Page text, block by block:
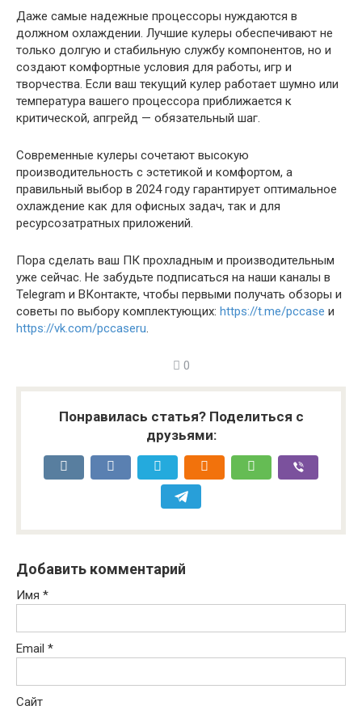
Даже самые надежные процессоры нуждаются в
должном охлаждении. Лучшие кулеры обеспечивают не
только долгую и стабильную службу компонентов, но и
создают комфортные условия для работы, игр и
творчества. Если ваш текущий кулер работает шумно или
температура вашего процессора приближается к
критической, апгрейд — обязательный шаг.
Современные кулеры сочетают высокую
производительность с эстетикой и комфортом, а
правильный выбор в 2024 году гарантирует оптимальное
охлаждение как для офисных задач, так и для
ресурсозатратных приложений.
Пора сделать ваш ПК прохладным и производительным
уже сейчас. Не забудьте подписаться на наши каналы в
Telegram и ВКонтакте, чтобы первыми получать обзоры и
советы по выбору комплектующих: https://t.me/pccase и
https://vk.com/pccaseru
0
Понравилась статья? Поделиться с
друзьями:
Добавить комментарий
Имя *
Email *
Сайт